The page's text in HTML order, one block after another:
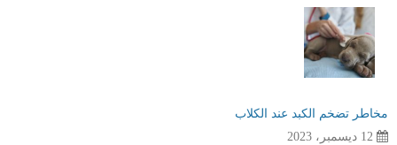
مخاطر تضخم الكبد عند الكلاب
12 ديسمبر، 2023